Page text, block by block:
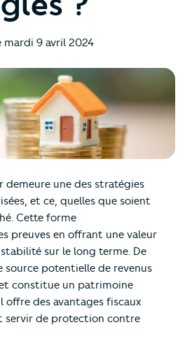
mardi 9 avril 2024
une des stratégies
et ce, quelles que soient
Cette forme
preuves en offrant une valeur
sur le long terme. De
potentielle de revenus
constitue un patrimoine
offre des avantages fiscaux
servir de protection contre